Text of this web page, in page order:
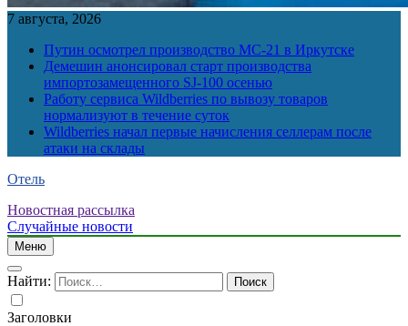
7 августа, 2026
Путин осмотрел производство МС-21 в Иркутске
Демешин анонсировал старт производства
импортозамещенного SJ-100 осенью
Работу сервиса Wildberries по вывозу товаров
нормализуют в течение суток
Wildberries начал первые начисления селлерам после
атаки на склады
Отель
Новостная рассылка
Случайные новости
Меню
Найти:
Заголовки